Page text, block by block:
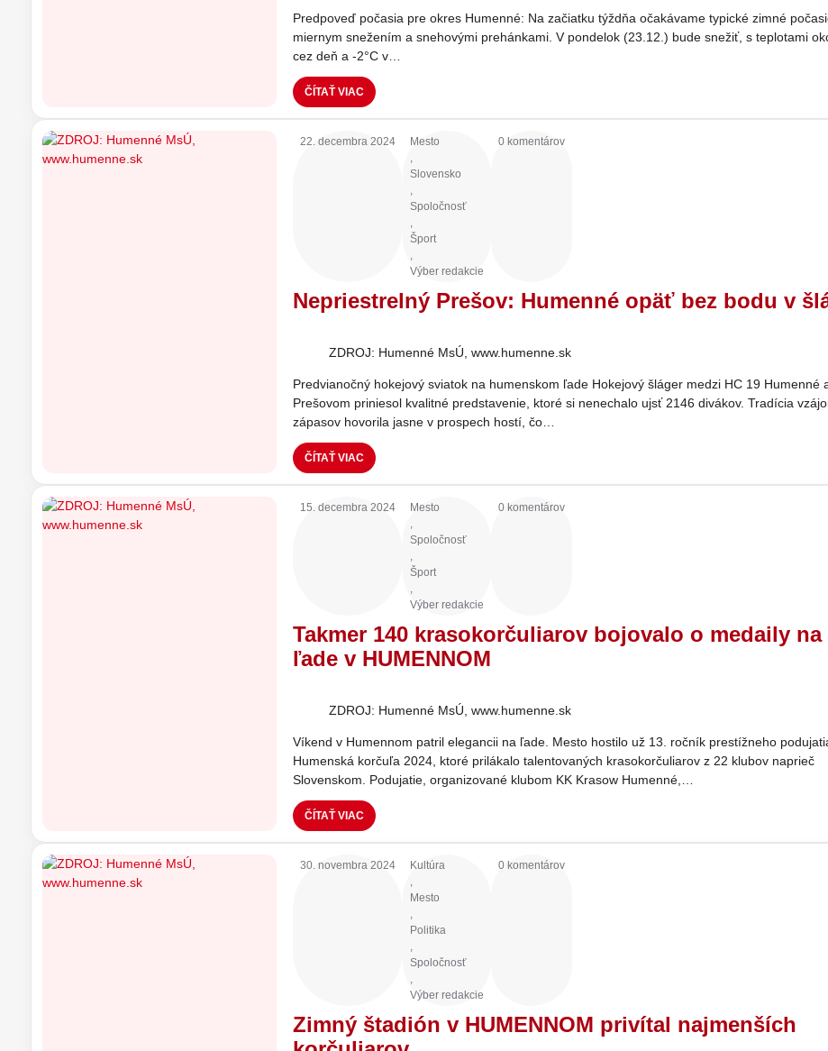
Predpoveď počasia pre okres Humenné: Na začiatku týždňa očakávame typické zimné
miernym snežením a snehovými prehánkami. V pondelok (23.12.) bude snežiť, s teplotami
cez deň a -2°C v…
ČÍTAŤ VIAC
22. decembra 2024
Mesto
,
Slovensko
,
Spoločnosť
,
Šport
,
Výber redakcie
0 komentárov
Nepriestrelný Prešov: Humenné opäť bez bodu v
ZDROJ: Humenné MsÚ, www.humenne.sk
Predvianočný hokejový sviatok na humenskom ľade Hokejový šláger medzi HC 19 Humenné
Prešovom priniesol kvalitné predstavenie, ktoré si nenechalo ujsť 2146 divákov. Tradícia
zápasov hovorila jasne v prospech hostí, čo…
ČÍTAŤ VIAC
15. decembra 2024
Mesto
,
Spoločnosť
,
Šport
,
Výber redakcie
0 komentárov
Takmer 140 krasokorčuliarov bojovalo o medaily na
ľade v HUMENNOM
ZDROJ: Humenné MsÚ, www.humenne.sk
Víkend v Humennom patril elegancii na ľade. Mesto hostilo už 13. ročník prestížneho
Humenská korčuľa 2024, ktoré prilákalo talentovaných krasokorčuliarov z 22 klubov naprieč
Slovenskom. Podujatie, organizované klubom KK Krasow Humenné,…
ČÍTAŤ VIAC
30. novembra 2024
Kultúra
,
Mesto
,
Politika
,
Spoločnosť
,
Výber redakcie
0 komentárov
Zimný štadión v HUMENNOM privítal najmenších